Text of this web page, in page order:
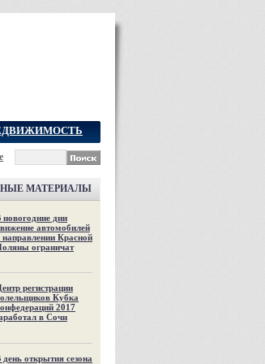
МАТЕРИАЛЫ
новогодние дни
автомобилей
направлении Красной
ограничат
регистрации
Кубка
2017
в Сочи
день открытия сезона